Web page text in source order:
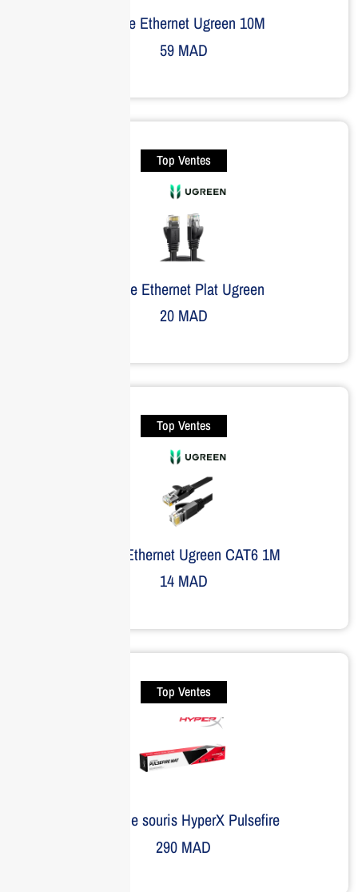
Câble Ethernet Ugreen 10M
59MAD
Top Ventes
Câble Ethernet Plat Ugreen
20MAD
Top Ventes
Câble Ethernet Ugreen CAT6 1M
14MAD
Top Ventes
Tapis de souris HyperX Pulsefire
290 MAD